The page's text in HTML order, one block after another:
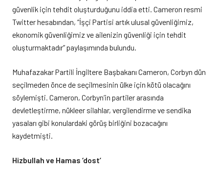
güvenlik için tehdit oluşturduğunu iddia etti. Cameron resmi
Twitter hesabından, “İşçi Partisi artık ulusal güvenliğimiz,
ekonomik güvenliğimiz ve ailenizin güvenliği için tehdit
oluşturmaktadır” paylaşımında bulundu.
Muhafazakar Partili İngiltere Başbakanı Cameron, Corbyn dün
seçilmeden önce de seçilmesinin ülke için kötü olacağını
söylemişti. Cameron, Corbyn’in partiler arasında
devletleştirme, nükleer silahlar, vergilendirme ve sendika
yasaları gibi konulardaki görüş birliğini bozacağını
kaydetmişti.
Hizbullah ve Hamas ‘dost’